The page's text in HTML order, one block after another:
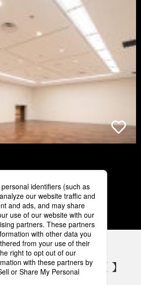
2 3 4
の電気設備 SNSアカウント